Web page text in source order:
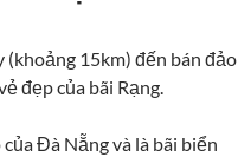
(khoảng 15km) đến bán đảo
đẹp của bãi Rạng.
Đà Nẵng và là bãi biển